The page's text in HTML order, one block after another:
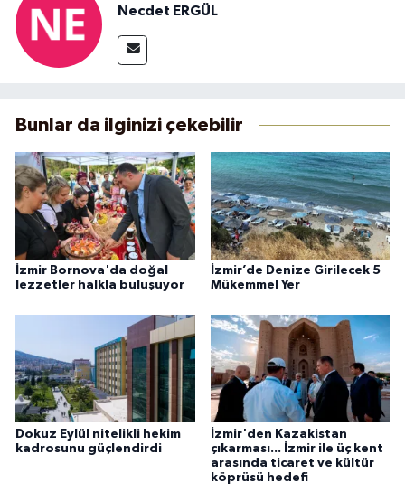
Necdet ERGÜL
Bunlar da ilginizi çekebilir
İzmir Bornova'da doğal
lezzetler halkla buluşuyor
İzmir’de Denize Girilecek 5
Mükemmel Yer
Dokuz Eylül nitelikli hekim
kadrosunu güçlendirdi
İzmir'den Kazakistan
çıkarması... İzmir ile üç kent
arasında ticaret ve kültür
köprüsü hedefi